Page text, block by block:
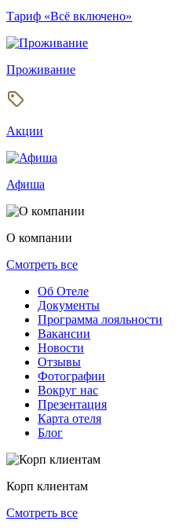
Тариф «Всё включено»
Проживание
Акции
Афиша
О компании
Смотреть все
Об Отеле
Документы
Программа лояльности
Вакансии
Новости
Отзывы
Фотографии
Вокруг нас
Презентация
Карта отеля
Блог
Корп клиентам
Смотреть все